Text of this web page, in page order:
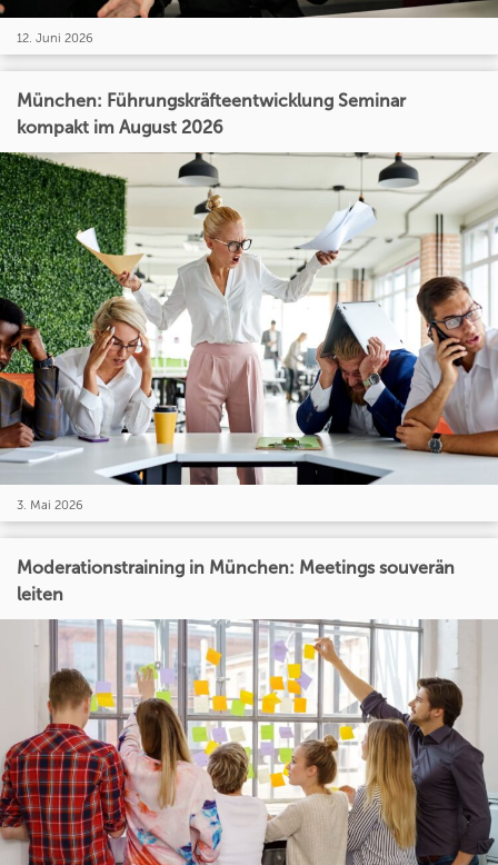
12. Juni 2026
München: Führungskräfteentwicklung Seminar
kompakt im August 2026
3. Mai 2026
Moderationstraining in München: Meetings souverän
leiten